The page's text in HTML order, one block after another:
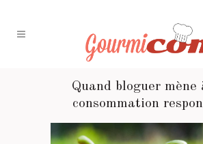
Quand bloguer mène
consommation